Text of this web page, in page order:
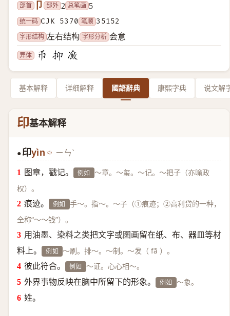
部首 卩 部外 2 总笔画 5
统一码 CJK 5370 笔顺 35152
字形结构 左右结构 字形分析 会意
异体
基本解释 详细解释 國語辭典 康熙字典 说文解
印基本解释
● 印yìn ㄧㄣˋ
图章，戳记。 例如 ～章。～玺。～记。～把子（亦喻政
权）。
痕迹。 例如 手～。指～。～子（①痕迹；②高利贷的一种，
全称“～～钱”）。
用油墨、染料之类把文字或图画留在纸、布、器皿等材
料上。
例如 ～刷。排～。～制。～发（ fā ）。
彼此符合。 例如 ～证。心心相～。
外界事物反映在脑中所留下的形象。 例如 ～象。
姓。